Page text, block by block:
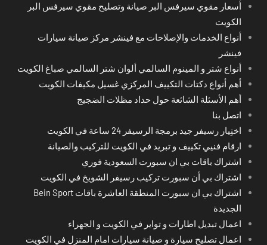
أسعار مقوي سيرفس البر صيانة وتصليح مقوي سيرفس البر
الكويت
أنواع الخدمات والإصلاحات مع فينشر مركز صيانة سيارات
فينشر
أنواع شتر و المينوم السالمي ألوان شتر السالمي صباغ الكويت
أهم أنواع دكتات التكييف المركزي غسيل مكيفات الكويت
أهم الأسئلة الشائعة حول حداد مظلات الضجيج
اتصل بنا
اختِيار رسيفر جيد برمجة الرسيفر 24 ساعة في الكويت
ارقام فنيي تكييف و تبريد في الكويت للتركيب والصيانة
اشتراك باقات بي ان سبورت السعودية فوري
اشتراك بي أن سبورت تركيب رسيفر الشويخ في الكويت
اشتراك بي ان سبورت المنطقة العاشرة باقات Bein Sport
الجديدة
اعمال تبديل اطارات و تواير في الكويت و الجهراء
اعمال تصليح سيارة و صيانة سيارات امام المنزل في الكويت